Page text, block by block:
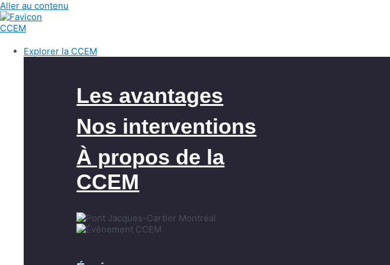
Aller au contenu
Explorer la CCEM
Les avantages
Nos interventions
À propos de la
CCEM